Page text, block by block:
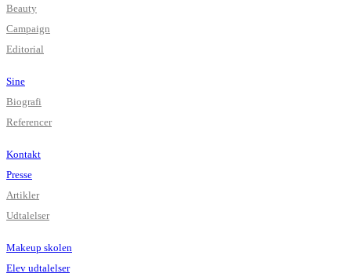
Beauty
Campaign
Editorial
Sine
Biografi
Referencer
Kontakt
Presse
Artikler
Udtalelser
Makeup skolen
Elev udtalelser